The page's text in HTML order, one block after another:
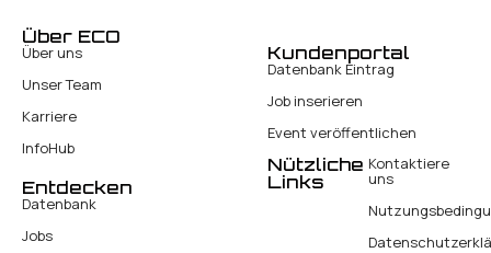
Über ECO
Über uns
Unser Team
Karriere
InfoHub
Kundenportal
Datenbank Eintrag
Job inserieren
Event veröffentlichen
Entdecken
Datenbank
Jobs
Nützliche
Links
Kontaktiere
uns